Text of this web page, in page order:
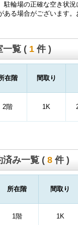
輪場の正確な空き状況
る場合がございます。
一覧 ( 1 件 )
在階 間取り
2階 1K
済み一覧 ( 8 件 )
所在階 間取り
1階 1K